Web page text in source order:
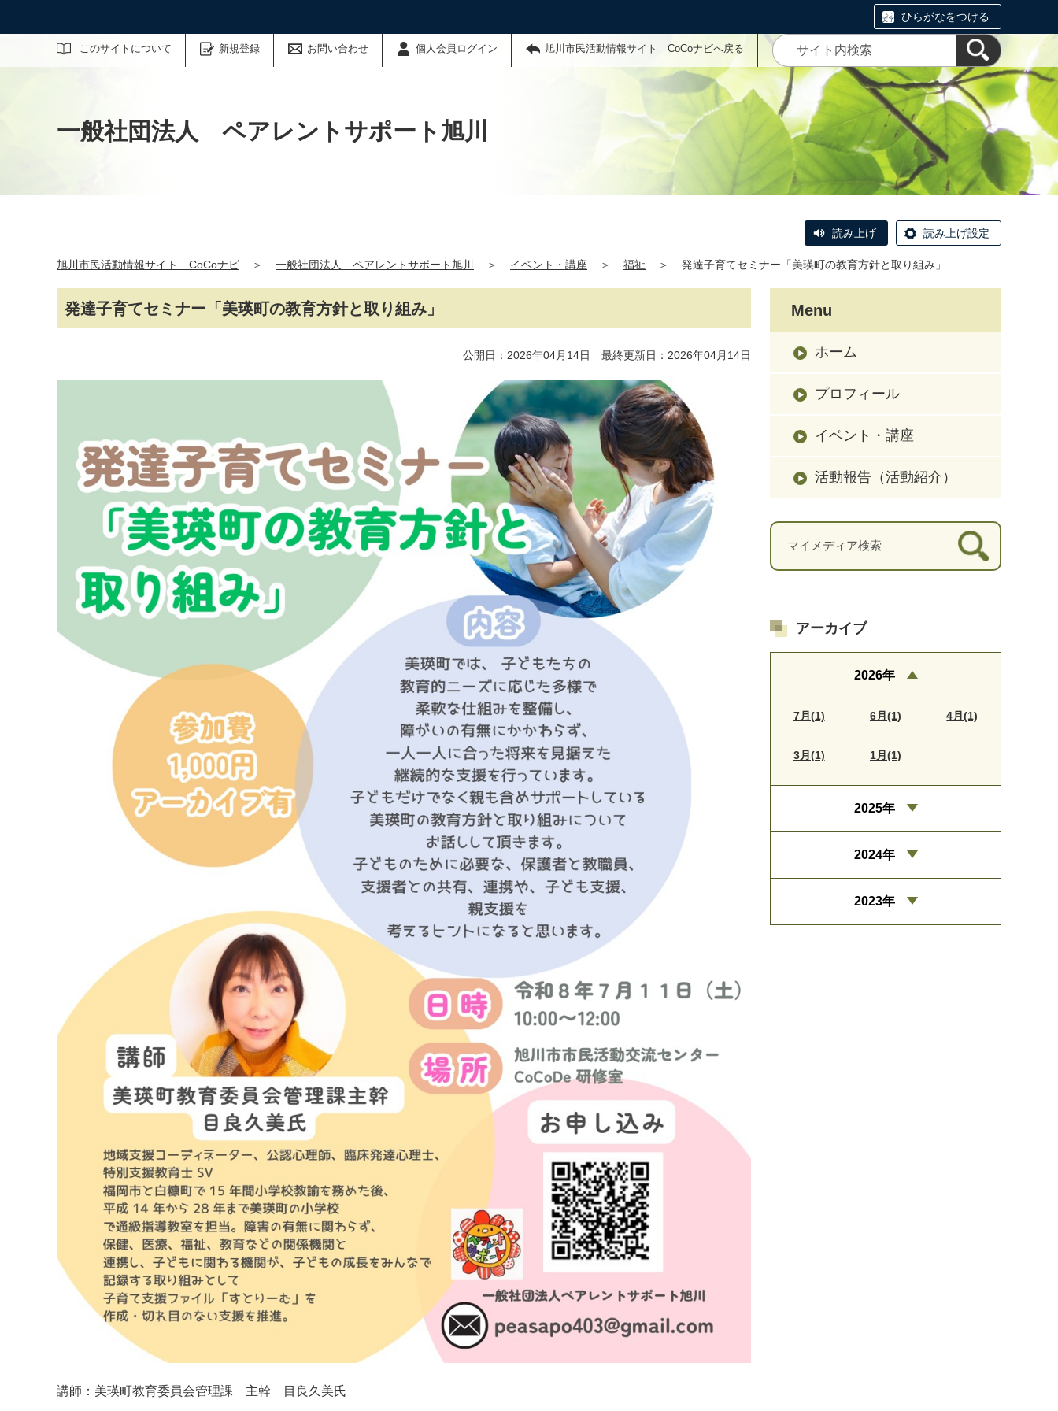
ひらがなをつける
このサイトについて 新規登録 お問い合わせ 個人会員ログイン 旭川市民活動情報サイト CoCoナビへ戻る
サイト内検索
一般社団法人 ペアレントサポート旭川
読み上げ 読み上げ設定
旭川市民活動情報サイト CoCoナビ ＞ 一般社団法人 ペアレントサポート旭川 ＞ イベント・講座 ＞ 福祉 ＞ 発達子育てセミナー「美瑛町の教育方針と取り組み」
発達子育てセミナー「美瑛町の教育方針と取り組み」
公開日：2026年04月14日 最終更新日：2026年04月14日
講師：美瑛町教育委員会管理課 主幹 目良久美氏
Menu
ホーム
プロフィール
イベント・講座
活動報告（活動紹介）
アーカイブ
2026年
7月(1) 6月(1) 4月(1)
3月(1) 1月(1)
2025年
2024年
2023年